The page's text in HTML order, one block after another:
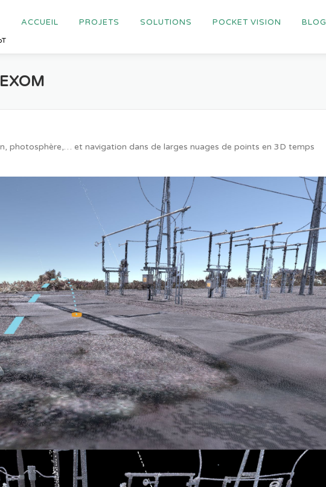
ACCUEIL PROJETS SOLUTIONS POCKET VISION BLOG
photosphère,… et navigation dans de larges nuages de points en 3D temps